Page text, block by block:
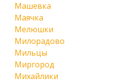
Машевка
Маячка
Мелюшки
Милорадово
Мильцы
Миргород
Михайлики